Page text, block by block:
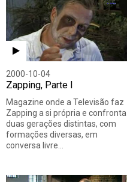
2000-10-04
Zapping, Parte I
Magazine onde a Televisão faz
Zapping a si própria e confronta
duas gerações distintas, com
formações diversas, em
conversa livre…